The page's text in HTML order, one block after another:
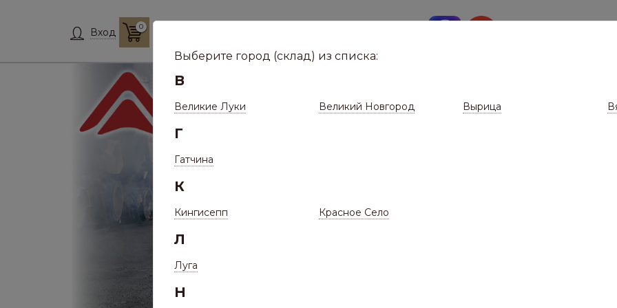
Вход 0
Выберите город (склад) из списка:
В
Великие Луки Великий Новгород Вырица
Г
Гатчина
К
Кингисепп Красное Село
Л
Луга
Н